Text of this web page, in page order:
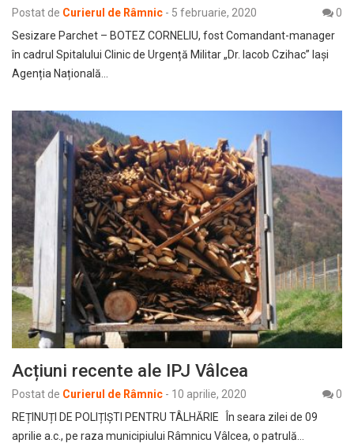
Postat de Curierul de Râmnic - 5 februarie, 2020
0
Sesizare Parchet – BOTEZ CORNELIU, fost Comandant-manager
în cadrul Spitalului Clinic de Urgență Militar „Dr. Iacob Czihac” Iași
Agenția Națională…
Acțiuni recente ale IPJ Vâlcea
Postat de Curierul de Râmnic - 10 aprilie, 2020
0
REȚINUȚI DE POLIȚIȘTI PENTRU TÂLHĂRIE În seara zilei de 09
aprilie a.c., pe raza municipiului Râmnicu Vâlcea, o patrulă…